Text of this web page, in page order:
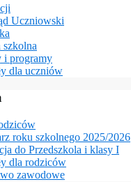
Uczniowski
szkolna
i programy
dla uczniów
roku szkolnego 2025/2026
do Przedszkola i klasy I
dla rodziców
zawodowe